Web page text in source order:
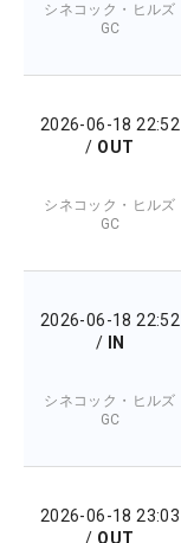
シネコック・ヒルズ
GC
2026-06-18 22:52
/ OUT
シネコック・ヒルズ
GC
2026-06-18 22:52
/
IN
シネコック・ヒルズ
GC
2026-06-18 23:03
/ OUT